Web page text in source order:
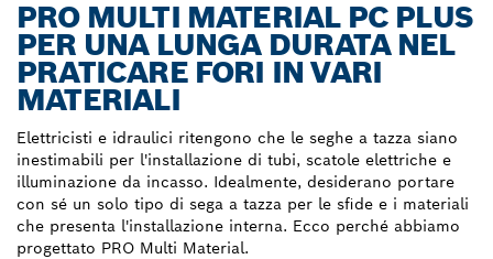
PRO MULTI MATERIAL PC PLUS
PER UNA LUNGA DURATA NEL
PRATICARE FORI IN VARI
MATERIALI
Elettricisti e idraulici ritengono che le seghe a tazza siano
inestimabili per l'installazione di tubi, scatole elettriche e
illuminazione da incasso. Idealmente, desiderano portare
con sé un solo tipo di sega a tazza per le sfide e i materiali
che presenta l'installazione interna. Ecco perché abbiamo
progettato PRO Multi Material.